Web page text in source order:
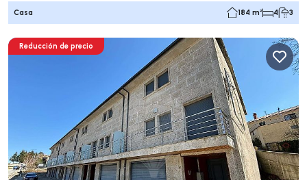
Casa 184 m² 4 3
Reducción de precio